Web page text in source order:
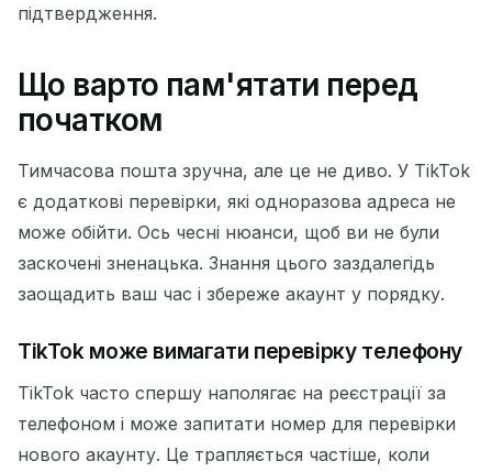
підтвердження.
Що варто пам'ятати перед
початком
Тимчасова пошта зручна, але це не диво. У TikTok
є додаткові перевірки, які одноразова адреса не
може обійти. Ось чесні нюанси, щоб ви не були
заскочені зненацька. Знання цього заздалегідь
заощадить ваш час і збереже акаунт у порядку.
TikTok може вимагати перевірку телефону
TikTok часто спершу наполягає на реєстрації за
телефоном і може запитати номер для перевірки
нового акаунту. Це трапляється частіше, коли